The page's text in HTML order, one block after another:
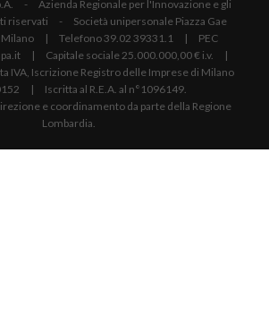
- Azienda Regionale per l'Innovazione e gli
riservati - Società unipersonale Piazza Gae
Milano | Telefono 39.02 39331.1 | PEC
| Capitale sociale 25.000.000,00 € i.v. |
IVA, Iscrizione Registro delle Imprese di Milano
| Iscritta al R.E.A. al n°1096149.
e coordinamento da parte della Regione
Lombardia.